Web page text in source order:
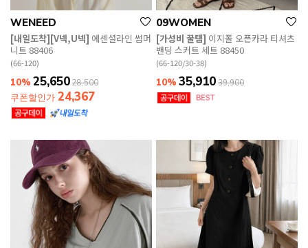
WENEED
[내일도착][V넥,U넥] 에센셜라인 썸머
니트 88406
(66-120)
10% 25,650 28,500
쿠폰할인가 24,367
09WOMEN
[가성비 꿀템] 이지폴 오픈카라 티셔츠
밴딩 스커트 세트 88450
(66-120/30-38)
10% 35,910 39,900